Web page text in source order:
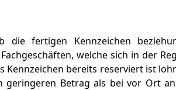
fertigen Kennzeichen
welche sich in der
Kennzeichen bereits reserviert ist
geringeren Betrag als bei vor Ort